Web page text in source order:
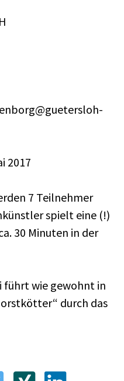
2017
7 Teilnehmer
spielt eine (!)
30 Minuten in der
führt wie gewohnt in
durch das